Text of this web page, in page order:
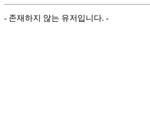
- 존재하지 않는 유저입니다. -